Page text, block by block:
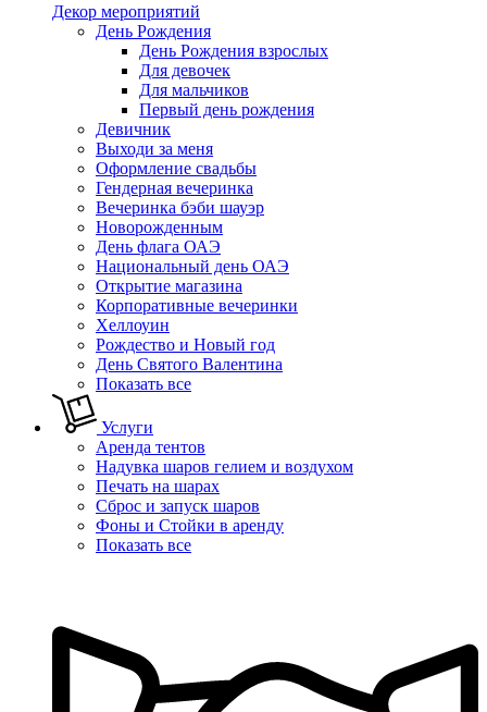
Декор мероприятий
День Рождения
День Рождения взрослых
Для девочек
Для мальчиков
Первый день рождения
Девичник
Выходи за меня
Оформление свадьбы
Гендерная вечеринка
Вечеринка бэби шауэр
Новорожденным
День флага ОАЭ
Национальный день ОАЭ
Открытие магазина
Корпоративные вечеринки
Хеллоуин
Рождество и Новый год
День Святого Валентина
Показать все
Услуги
Аренда тентов
Надувка шаров гелием и воздухом
Печать на шарах
Сброс и запуск шаров
Фоны и Стойки в аренду
Показать все